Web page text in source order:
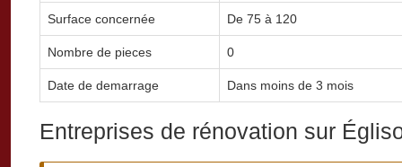
Surface concernée De 75 à 120
Nombre de pieces 0
Date de demarrage Dans moins de 3 mois
Entreprises de rénovation sur